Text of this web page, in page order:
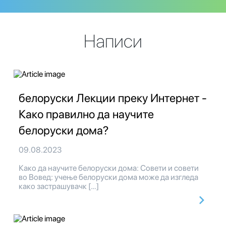
Написи
белоруски Лекции преку Интернет -
Како правилно да научите
белоруски дома?
09.08.2023
Како да научите белоруски дома: Совети и совети
во Вовед: учење белоруски дома може да изгледа
како застрашувачк […]